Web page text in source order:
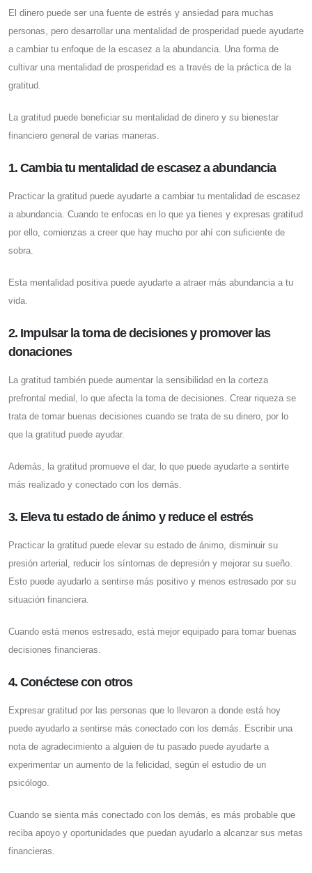
El dinero puede ser una fuente de estrés y ansiedad para muchas
personas, pero desarrollar una mentalidad de prosperidad puede ayudarte
a cambiar tu enfoque de la escasez a la abundancia. Una forma de
cultivar una mentalidad de prosperidad es a través de la práctica de la
gratitud.
La gratitud puede beneficiar su mentalidad de dinero y su bienestar
financiero general de varias maneras.
1. Cambia tu mentalidad de escasez a abundancia
Practicar la gratitud puede ayudarte a cambiar tu mentalidad de escasez
a abundancia. Cuando te enfocas en lo que ya tienes y expresas gratitud
por ello, comienzas a creer que hay mucho por ahí con suficiente de
sobra.
Esta mentalidad positiva puede ayudarte a atraer más abundancia a tu
vida.
2. Impulsar la toma de decisiones y promover las
donaciones
La gratitud también puede aumentar la sensibilidad en la corteza
prefrontal medial, lo que afecta la toma de decisiones. Crear riqueza se
trata de tomar buenas decisiones cuando se trata de su dinero, por lo
que la gratitud puede ayudar.
Además, la gratitud promueve el dar, lo que puede ayudarte a sentirte
más realizado y conectado con los demás.
3. Eleva tu estado de ánimo y reduce el estrés
Practicar la gratitud puede elevar su estado de ánimo, disminuir su
presión arterial, reducir los síntomas de depresión y mejorar su sueño.
Esto puede ayudarlo a sentirse más positivo y menos estresado por su
situación financiera.
Cuando está menos estresado, está mejor equipado para tomar buenas
decisiones financieras.
4. Conéctese con otros
Expresar gratitud por las personas que lo llevaron a donde está hoy
puede ayudarlo a sentirse más conectado con los demás. Escribir una
nota de agradecimiento a alguien de tu pasado puede ayudarte a
experimentar un aumento de la felicidad, según el estudio de un
psicólogo.
Cuando se sienta más conectado con los demás, es más probable que
reciba apoyo y oportunidades que puedan ayudarlo a alcanzar sus metas
financieras.